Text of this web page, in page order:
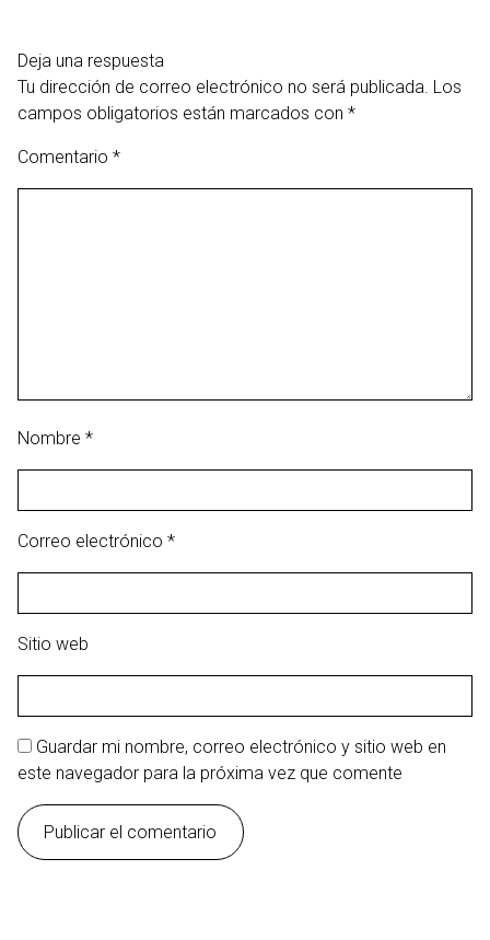
Deja una respuesta
Tu dirección de correo electrónico no será publicada. Los
campos obligatorios están marcados con *
Comentario *
Nombre *
Correo electrónico *
Sitio web
Guardar mi nombre, correo electrónico y sitio web en
este navegador para la próxima vez que comente